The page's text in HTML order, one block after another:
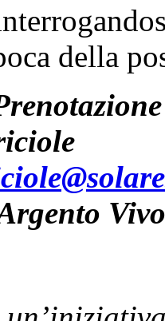
della
Vivo